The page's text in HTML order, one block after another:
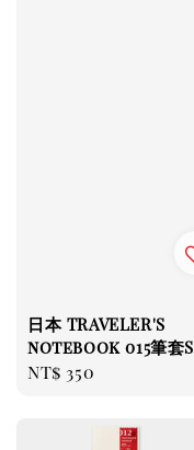
日本 TRAVELER'S
notebook 015筆套S
Regular
NT$ 350